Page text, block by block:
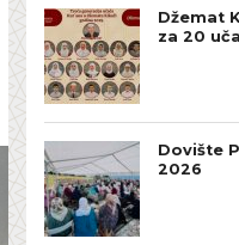
Džemat
za 20
Dovište
2026